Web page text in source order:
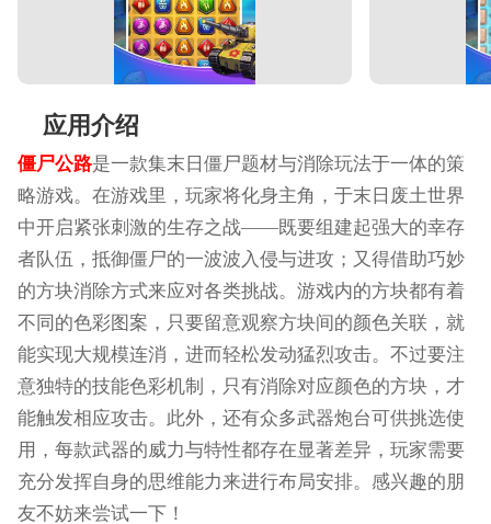
应用介绍
僵尸公路是一款集末日僵尸题材与消除玩法于一体的策
略游戏。在游戏里，玩家将化身主角，于末日废土世界
中开启紧张刺激的生存之战——既要组建起强大的幸存
者队伍，抵御僵尸的一波波入侵与进攻；又得借助巧妙
的方块消除方式来应对各类挑战。游戏内的方块都有着
不同的色彩图案，只要留意观察方块间的颜色关联，就
能实现大规模连消，进而轻松发动猛烈攻击。不过要注
意独特的技能色彩机制，只有消除对应颜色的方块，才
能触发相应攻击。此外，还有众多武器炮台可供挑选使
用，每款武器的威力与特性都存在显著差异，玩家需要
充分发挥自身的思维能力来进行布局安排。感兴趣的朋
友不妨来尝试一下！